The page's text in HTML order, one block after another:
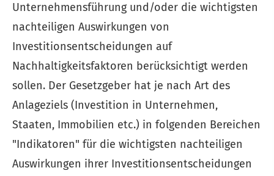
Unternehmensführung und/oder die wichtigsten
nachteiligen Auswirkungen von
Investitionsentscheidungen auf
Nachhaltigkeitsfaktoren berücksichtigt werden
sollen. Der Gesetzgeber hat je nach Art des
Anlageziels (Investition in Unternehmen,
Staaten, Immobilien etc.) in folgenden Bereichen
"Indikatoren" für die wichtigsten nachteiligen
Auswirkungen ihrer Investitionsentscheidungen